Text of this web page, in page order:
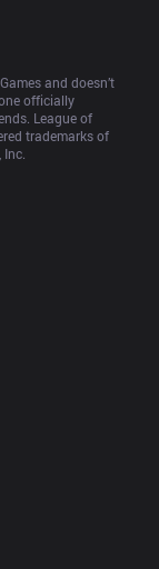
and doesn’t
officially
League of
trademarks of